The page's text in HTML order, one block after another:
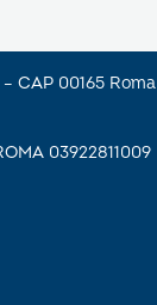
CAP 00165 Roma
03922811009